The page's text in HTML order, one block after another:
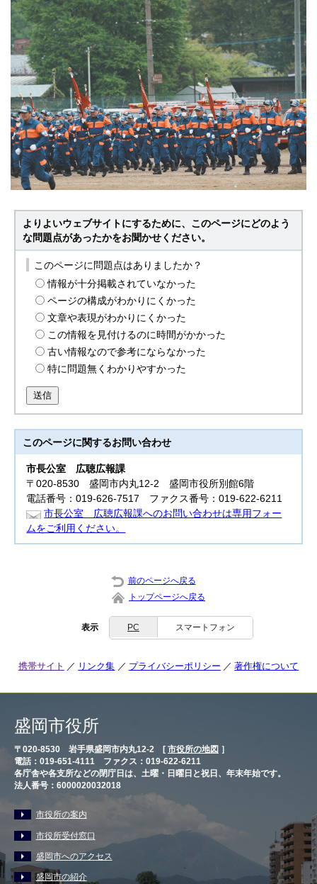
よりよいウェブサイトにするために、このページにどのよう
な問題点があったかをお聞かせください。
このページに問題点はありましたか？
情報が十分掲載されていなかった
ページの構成がわかりにくかった
文章や表現がわかりにくかった
この情報を見付けるのに時間がかかった
古い情報なので参考にならなかった
特に問題無くわかりやすかった
送信
このページに関するお問い合わせ
市長公室 広聴広報課
〒020-8530 盛岡市内丸12-2 盛岡市役所別館6階
電話番号：019-626-7517 ファクス番号：019-622-6211
市長公室 広聴広報課へのお問い合わせは専用フォー
ムをご利用ください。
前のページへ戻る
トップページへ戻る
表示 PC スマートフォン
携帯サイト リンク集 プライバシーポリシー 著作権について
盛岡市役所
〒020-8530 岩手県盛岡市内丸12-2 [ 市役所の地図 ］
電話：019-651-4111 ファクス：019-622-6211
各庁舎や各支所などの閉庁日は、土曜・日曜日と祝日、年末年始です。
法人番号：6000020032018
市役所の案内
市役所受付窓口
盛岡市へのアクセス
盛岡市の紹介